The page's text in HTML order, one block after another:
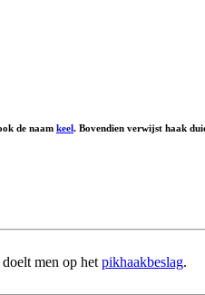
de naam keel. Bovendien verwijst haak
men op het pikhaakbeslag.